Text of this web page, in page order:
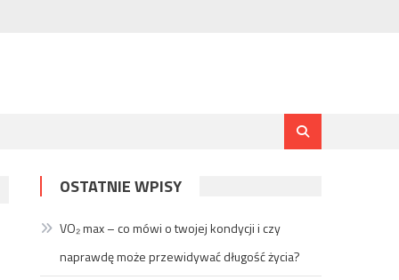
OSTATNIE WPISY
VO₂ max – co mówi o twojej kondycji i czy
naprawdę może przewidywać długość życia?